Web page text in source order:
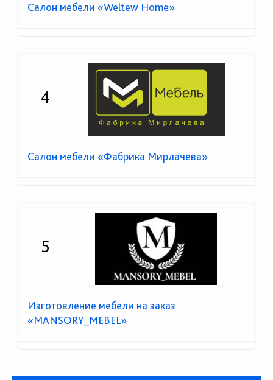
Салон мебели «Weltew Home»
4
Салон мебели «Фабрика Мирлачева»
5
Изготовление мебели на заказ
«MANSORY_MEBEL»